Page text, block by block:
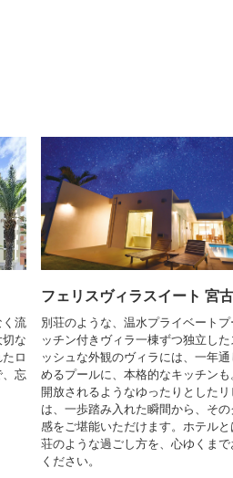
流
な
ロ
忘
フェリスヴィラスイート 宮
別荘のような、温水プライベート
ッチン付きヴィラ一棟ずつ独立した
ッシュな外観のヴィラには、一年通
めるプールに、本格的なキッチンも
開放されるようなゆったりとした
は、一歩踏み入れた瞬間から、そ
感をご堪能いただけます。ホテル
荘のような過ごし方を、心ゆくま
ください。